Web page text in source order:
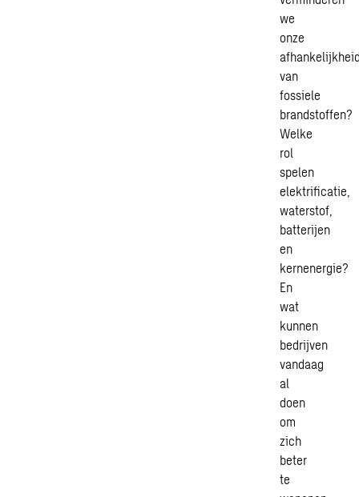
we
onze
van
fossiele
brandstoffen?
Welke
rol
spelen
elektrificatie,
waterstof,
batterijen
en
kernenergie?
En
wat
kunnen
bedrijven
vandaag
al
doen
om
zich
beter
te